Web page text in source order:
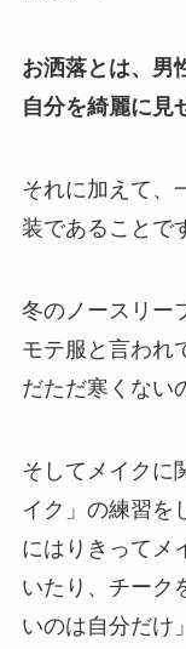
お洒落とは、男
自分を綺麗に見
それに加えて、
装であることで
冬のノースリー
モテ服と言われ
だただ寒くない
そしてメイクに
イク」の練習を
にはりきってメ
いたり、チーク
いのは自分だけ